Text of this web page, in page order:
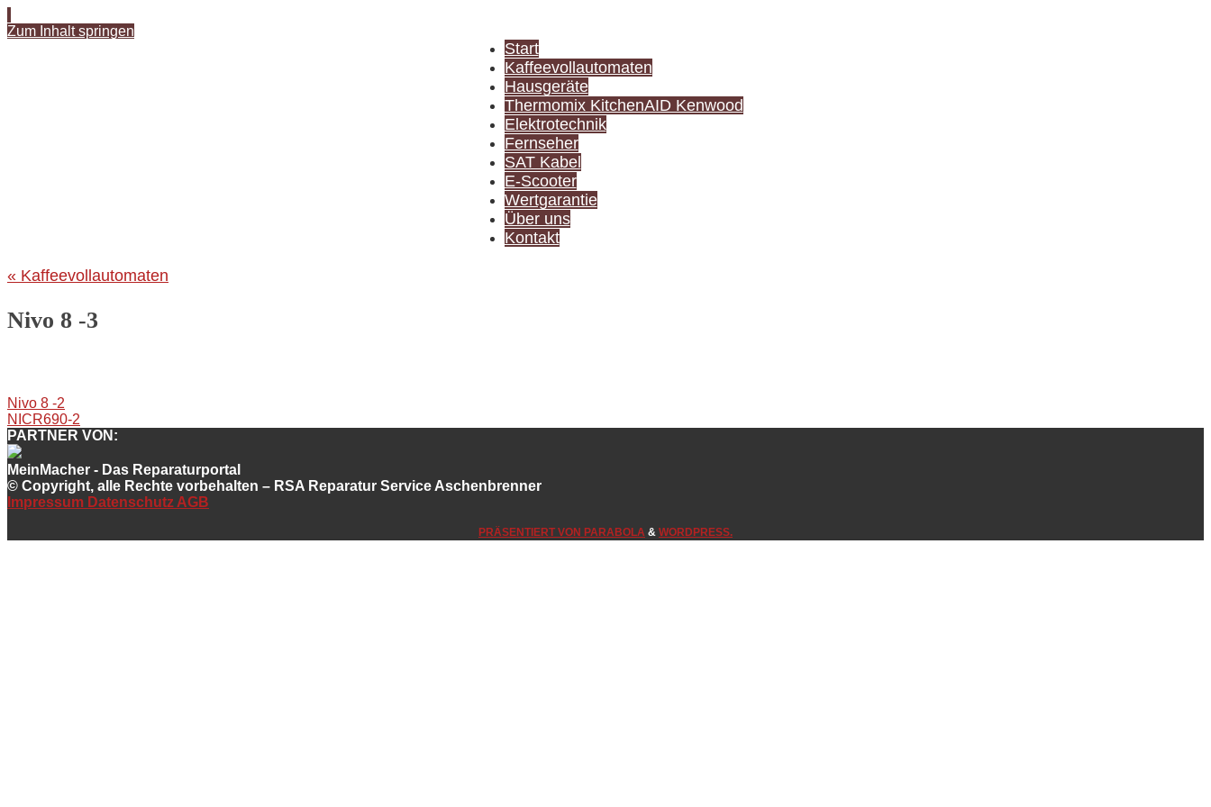
Zum Inhalt springen
Start
Kaffeevollautomaten
Hausgeräte
Thermomix KitchenAID Kenwood
Elektrotechnik
Fernseher
SAT Kabel
E-Scooter
Wertgarantie
Über uns
Kontakt
« Kaffeevollautomaten
Nivo 8 -3
Nivo 8 -2
NICR690-2
PARTNER VON:
MeinMacher - Das Reparaturportal
© Copyright, alle Rechte vorbehalten – RSA Reparatur Service Aschenbrenner
Impressum Datenschutz AGB
PRÄSENTIERT VON PARABOLA & WORDPRESS.